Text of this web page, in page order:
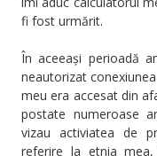
fi fost urmărit.
În aceeași perioadă
neautorizat
meu era accesat din
postate numeroase
vizau activiatea de
referire la etnia